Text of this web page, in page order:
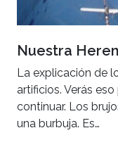
Nuestra
La explicación de
artificios. Verás
continuar. Los
una burbuja. Es…